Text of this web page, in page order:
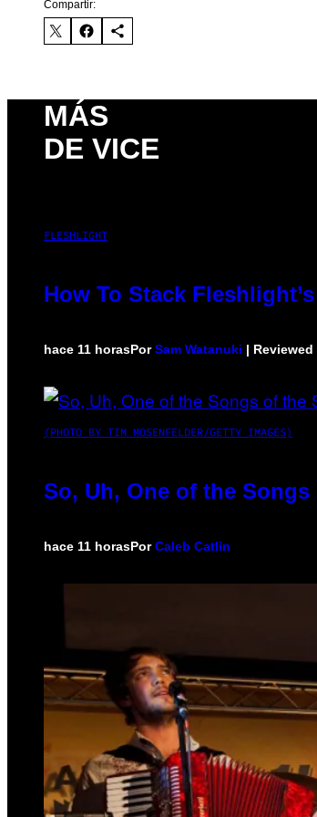
Compartir:
MÁS
DE VICE
FLESHLIGHT
How To Stack
hace 11 horasPorSam Watanuki | Reviewed
(PHOTO BY TIM MOSENFELDER/GETTY IMAGES)
So, Uh, One of the
hace 11 horasPorCaleb Catlin